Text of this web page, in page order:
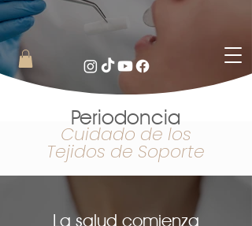
Periodoncia
Cuidado de los
Tejidos de Soporte
La salud comienza